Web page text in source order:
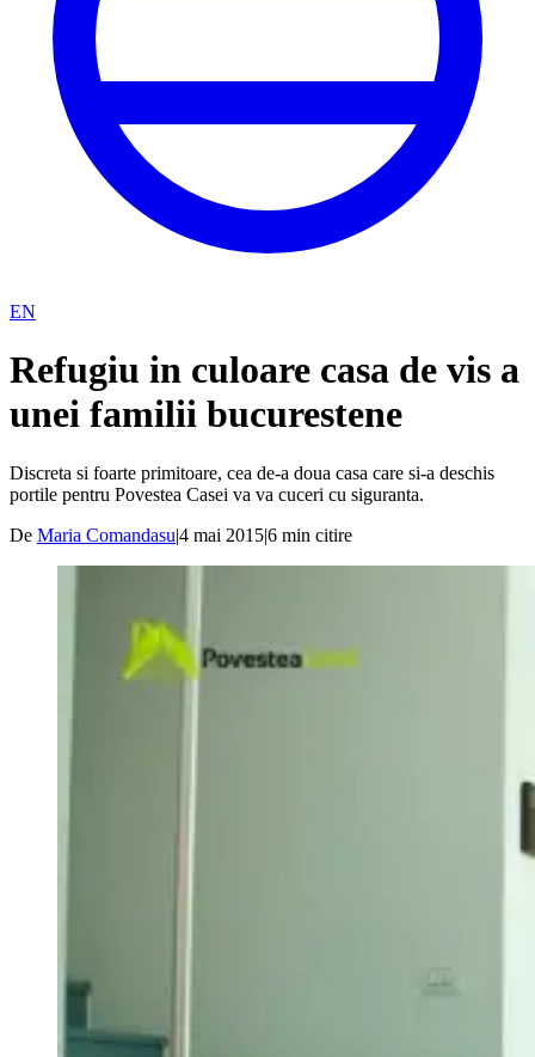
EN
Refugiu in culoare casa de vis a
unei familii bucurestene
Discreta si foarte primitoare, cea de-a doua casa care si-a deschis
portile pentru Povestea Casei va va cuceri cu siguranta.
De Maria Comandasu|4 mai 2015|6 min citire